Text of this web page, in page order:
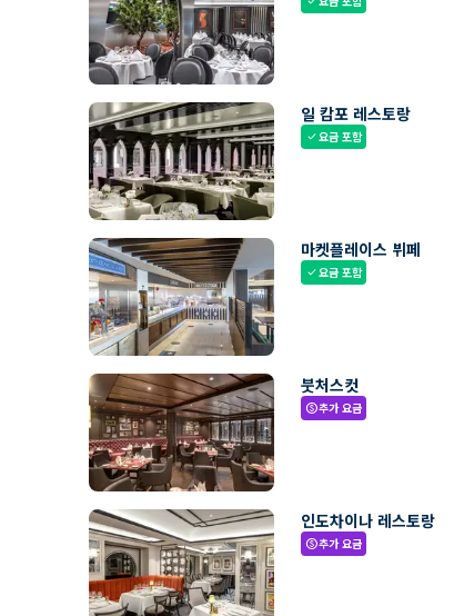
일 캄포 레스토랑
check요금 포함
마켓플레이스 뷔페
check요금 포함
붓처스컷
paid추가 요금
인도차이나 레스토랑
paid추가 요금